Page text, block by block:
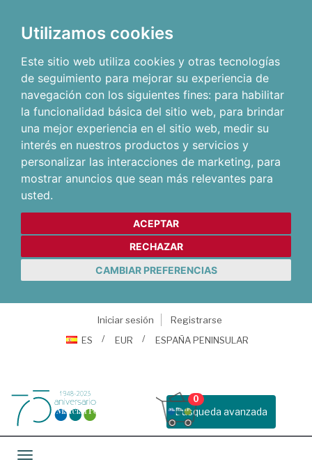
Utilizamos cookies
Este sitio web utiliza cookies y otras tecnologías
de seguimiento para mejorar su experiencia de
navegación con los siguientes fines: para habilitar
la funcionalidad básica del sitio web, para brindar
una mejor experiencia en el sitio web, medir su
interés en nuestros productos y servicios y
personalizar las interacciones de marketing, para
mostrar anuncios que sean más relevantes para
usted.
ACEPTAR
RECHAZAR
CAMBIAR PREFERENCIAS
Iniciar sesión
Registrarse
ES
EUR ESPAÑA PENINSULAR
Busqueda avanzada
0
Toggle navigation